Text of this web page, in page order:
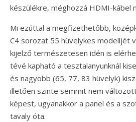
készülékre, méghozzá HDMI-kábel
Mi ezúttal a megfizethetőbb,
C4 sorozat 55 hüvelykes modelljét
kijelző természetesen idén is
tévé kapható a tesztalanyunknál
és nagyobb (65, 77, 83 hüvelyk)
illetően szinte semmit nem
képest, ugyanakkor a panel és a
tavaly óta.